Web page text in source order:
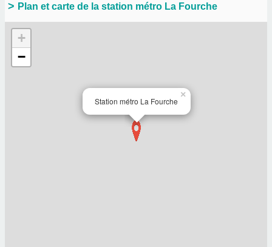
Plan et carte de la station métro La Fourche
Station métro La Fourche
×
+
−